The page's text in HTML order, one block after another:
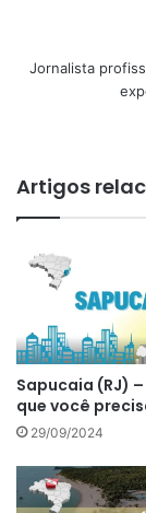
Jornalista
Artigos
Sapucaia (RJ)
que você
29/09/2024